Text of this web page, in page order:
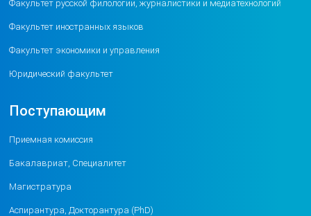
Факультет русской филологии, журналистики и медиатехнологий
Факультет иностранных языков
Факультет экономики и управления
Юридический факультет
Поступающим
Приемная комиссия
Бакалавриат, Специалитет
Магистратура
Аспирантура, Докторантура (PhD)